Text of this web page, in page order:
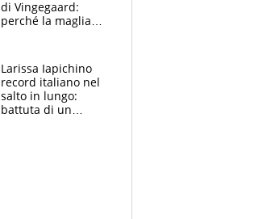
di Vingegaard:
perché la maglia
rischio da evitare
Larissa Iapichino
record italiano nel
salto in lungo:
battuta di un